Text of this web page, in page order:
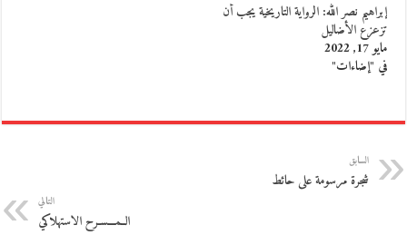
إبراهيم نصر الله: الرواية التاريخية يجب أن
تزعزع الأضاليل
مايو 17, 2022
في "إضاءات"
السابق
شجرة مرسومة على حائط
التالي
الــمـــسـرح الاستهلاكي